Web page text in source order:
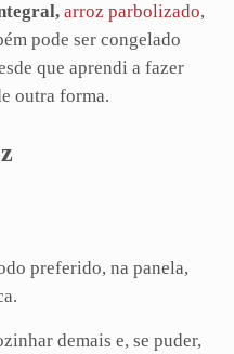
arroz parbolizado,
pode ser congelado
que aprendi a fazer
outra forma.
preferido, na panela,
demais e, se puder,